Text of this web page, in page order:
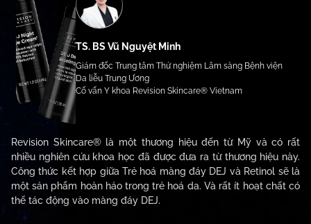
TS. BS Vũ Nguyệt Minh
Giám đốc Trung tâm Thử nghiệm Lâm sàng Bệnh viện
Da liễu Trung Ương
Cố vấn Y khoa Revision Skincare® Vietnam
Revision Skincare® là một thương hiệu đến từ Mỹ và có rất
nhiều nghiên cứu khoa học đã được đưa ra từ thương hiệu này.
Công thức kết hợp giữa Trẻ hoá màng đáy DEJ và Retinol sẽ là
một sản phẩm hoàn hảo trong trẻ hoá da. Và rất ít hoạt chất có
thể tác động vào màng đáy DEJ.